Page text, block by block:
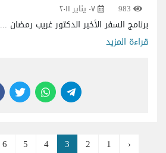
983 ٠٧ يناير ٢٠١١
برنامج السفر الأخير الدكتور غريب رمضان ...
قراءة المزيد
‹
1
2
3
4
5
6